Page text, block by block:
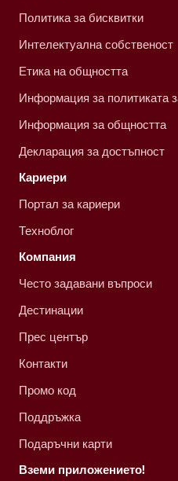
Политика за бисквитки
Интелектуална собственост
Етика на общността
Информация за политиката
Информация за общността
Декларация за достъпност
Кариери
Портал за кариери
Техноблог
Компания
Често задавани въпроси
Дестинации
Прес център
Контакти
Промо код
Поддръжка
Подаръчни карти
Вземи приложението!